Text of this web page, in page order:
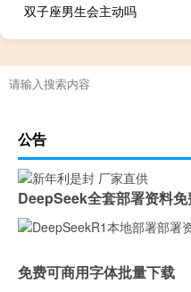
双子座男生会主动吗
公告
DeepSeek全套部署资料
免费可商用字体批量下载